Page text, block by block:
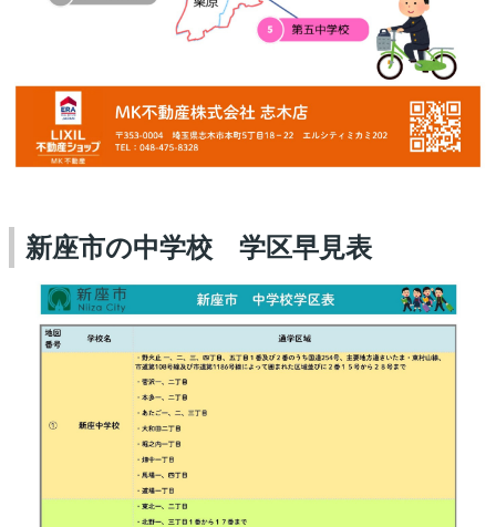
新座市の中学校 学区早見表